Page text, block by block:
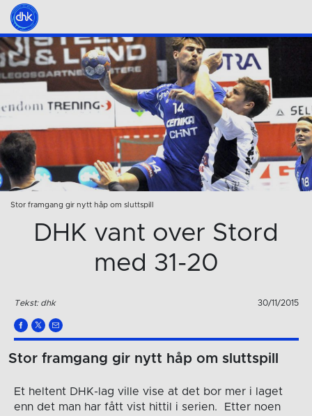
Stor framgang gir nytt håp om sluttspill
DHK vant over Stord
med 31-20
Tekst: dhk 30/11/2015
Stor framgang gir nytt håp om sluttspill
Et heltent DHK-lag ville vise at det bor mer i laget
enn det man har fått vist hittil i serien. Etter noen